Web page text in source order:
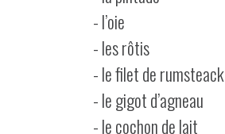
- l’oie
- les rôtis
- le filet de rumsteack
- le gigot d’agneau
- le cochon de lait